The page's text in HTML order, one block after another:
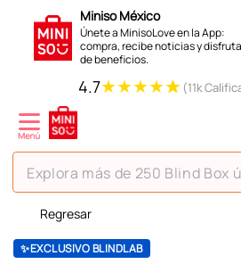
Miniso México
Únete a MinisoLove en la App:
compra, recibe noticias y disfruta
de beneficios.
4.7★★★★★ (11k
Explora más de 250 Blind Box
Regresar
✨EXCLUSIVO BLINDLAB
TÉRMINOS MÁS BUSCADOS
1.
hello kitty